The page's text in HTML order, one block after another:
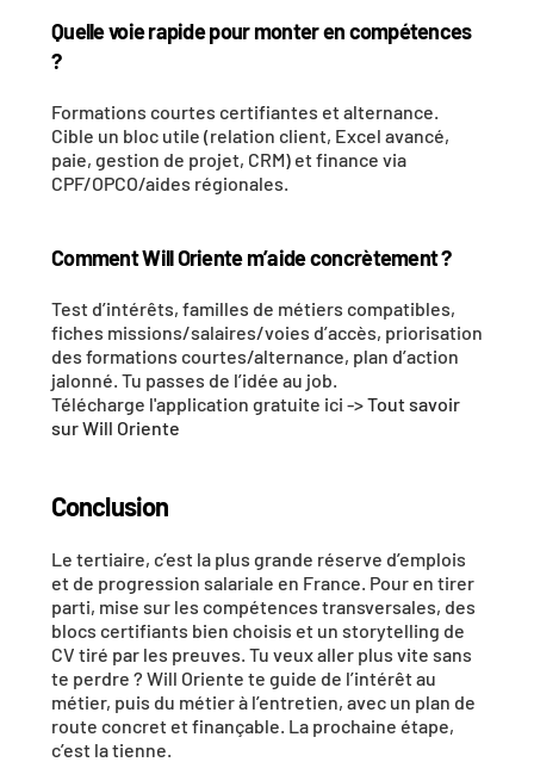
Quelle voie rapide pour monter en compétences
?
Formations courtes certifiantes et alternance.
Cible un bloc utile (relation client, Excel avancé,
paie, gestion de projet, CRM) et finance via
CPF/OPCO/aides régionales.
Comment Will Oriente m’aide concrètement ?
Test d’intérêts, familles de métiers compatibles,
fiches missions/salaires/voies d’accès, priorisation
des formations courtes/alternance, plan d’action
jalonné. Tu passes de l’idée au job.
Télécharge l'application gratuite ici -> Tout savoir
sur Will Oriente
Conclusion
Le tertiaire, c’est la plus grande réserve d’emplois
et de progression salariale en France. Pour en tirer
parti, mise sur les compétences transversales, des
blocs certifiants bien choisis et un storytelling de
CV tiré par les preuves. Tu veux aller plus vite sans
te perdre ? Will Oriente te guide de l’intérêt au
métier, puis du métier à l’entretien, avec un plan de
route concret et finançable. La prochaine étape,
c’est la tienne.